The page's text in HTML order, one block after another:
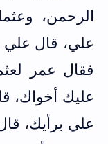
الرحمن،
علي، قال علي
فقال عمر
عليك أخواك،
علي برأيك،